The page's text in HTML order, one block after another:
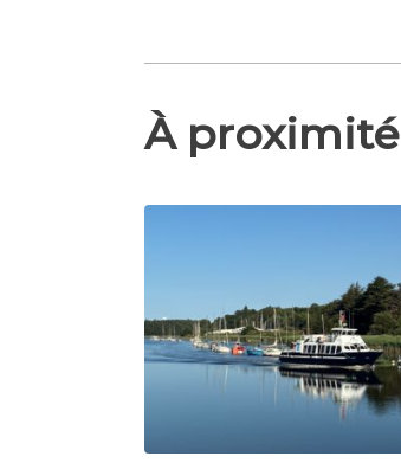
À proximité